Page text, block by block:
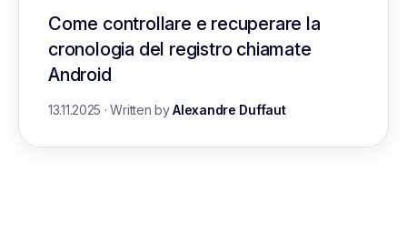
Come controllare e recuperare la
cronologia del registro chiamate
Android
13.11.2025 ·Written byAlexandre Duffaut